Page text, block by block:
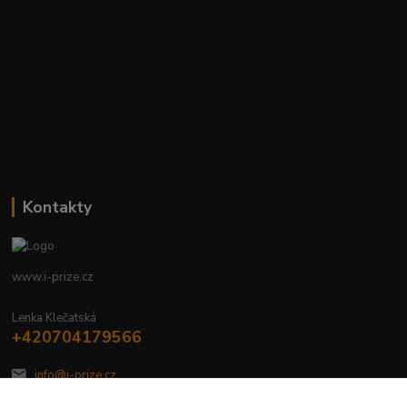
Kontakty
www.i-prize.cz
Lenka Klečatská
+420704179566
info@i-prize.cz